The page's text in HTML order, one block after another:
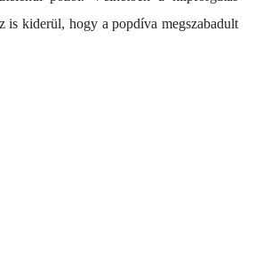
is kiderül, hogy a popdíva megszabadult